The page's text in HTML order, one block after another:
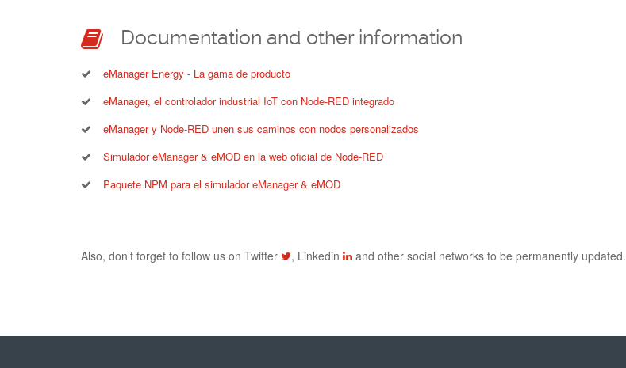
Documentation and other information
eManager Energy - La gama de producto
eManager, el controlador industrial IoT con Node-RED integrado
eManager y Node-RED unen sus caminos con nodos personalizados
Simulador eManager & eMOD en la web oficial de Node-RED
Paquete NPM para el simulador eManager & eMOD
Also, don’t forget to follow us on Twitter , Linkedin and other social networks to be permanently updated.